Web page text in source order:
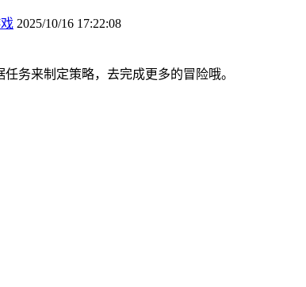
2025/10/16 17:22:08
务来制定策略，去完成更多的冒险哦。